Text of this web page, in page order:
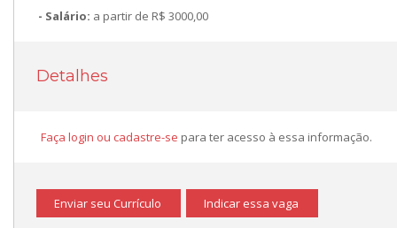
Salário: a partir de R$ 3000,00
Detalhes
Faça login ou cadastre-se para ter acesso à essa informação.
Enviar seu Currículo Indicar essa vaga